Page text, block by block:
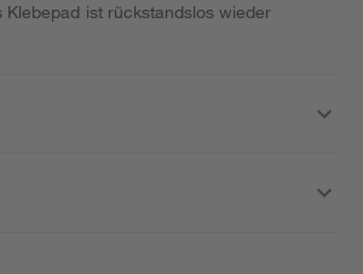
Klebepad ist rückstandslos wieder